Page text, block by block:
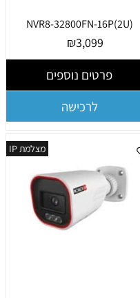
NVR8-32800FN-16P(2U)
₪3,099
פרטים נוספים
לרכישה
מצלמת IP